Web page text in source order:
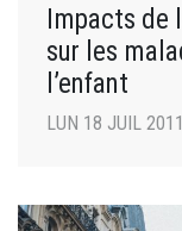
Impacts de
sur les
l’enfant
LUN 18 JUIL 2011